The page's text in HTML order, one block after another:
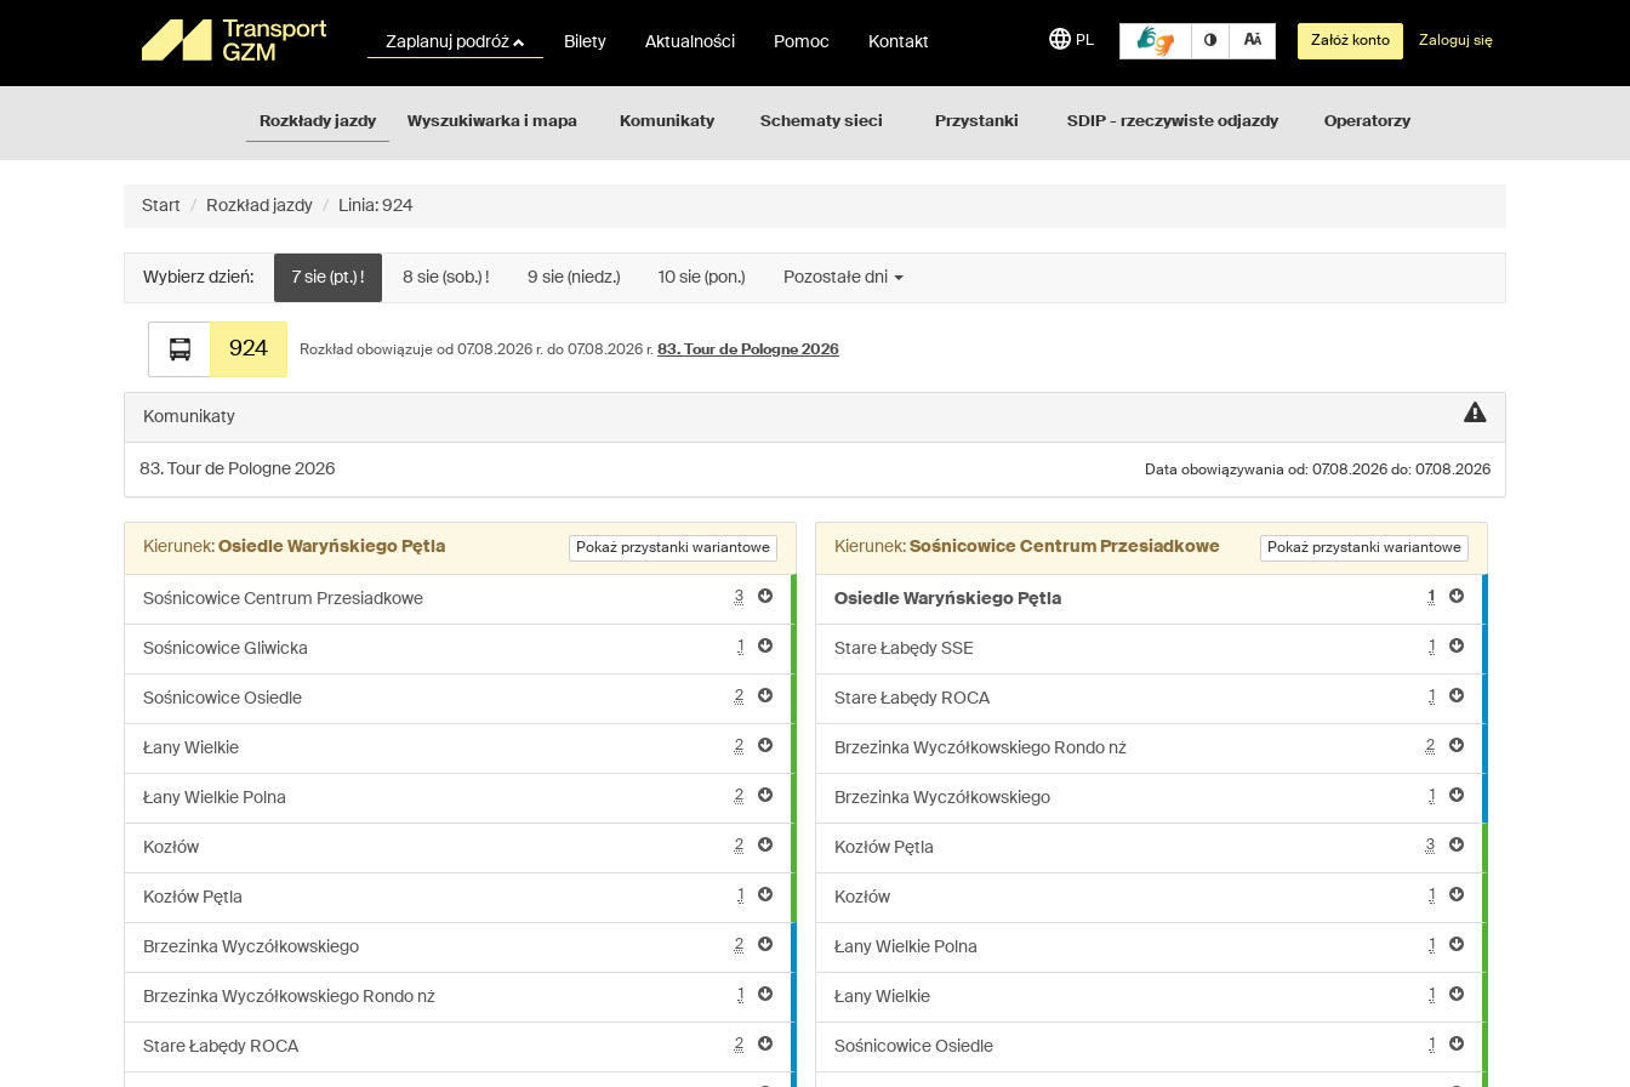
strony
Zaplanuj podróż Bilety Aktualności Pomoc Kontakt PL Załóż konto Zaloguj się
Rozkłady jazdy Wyszukiwarka i mapa Komunikaty Schematy sieci Przystanki SDIP - rzeczywiste odjazdy Operatorzy
Start Rozkład jazdy Linia: 924
Wybierz dzień: 7 sie (pt.) ! 8 sie (sob.) ! 9 sie (niedz.) 10 sie (pon.) Pozostałe dni
924
jazdy
linii:
Rozkład obowiązuje od 07.08.2026 r. do 07.08.2026 r. 83. Tour de Pologne 2026
Komunikaty
83. Tour de Pologne 2026 Data obowiązywania od: 07.08.2026 do: 07.08.2026
Kierunek: Osiedle Waryńskiego Pętla Pokaż przystanki wariantowe
Sośnicowice Centrum Przesiadkowe 3
Sośnicowice Gliwicka 1
Sośnicowice Osiedle 2
Łany Wielkie 2
Łany Wielkie Polna 2
Kozłów 2
Kozłów Pętla 1
Brzezinka Wyczółkowskiego 2
Brzezinka Wyczółkowskiego Rondo nż 1
Stare Łabędy ROCA 2
Kierunek: Sośnicowice Centrum Przesiadkowe Pokaż przystanki wariantowe
Osiedle Waryńskiego Pętla 1
Stare Łabędy SSE 1
Stare Łabędy ROCA 1
Brzezinka Wyczółkowskiego Rondo nż 2
Brzezinka Wyczółkowskiego 1
Kozłów Pętla 3
Kozłów 1
Łany Wielkie Polna 1
Łany Wielkie 1
Sośnicowice Osiedle 1